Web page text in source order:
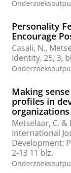
Personality
Encourage
Casali, N.,
Identity. 25, 3,
Making
profiles in
organizations
Metselaar, C. &
International
Development:
2-13 11 blz.